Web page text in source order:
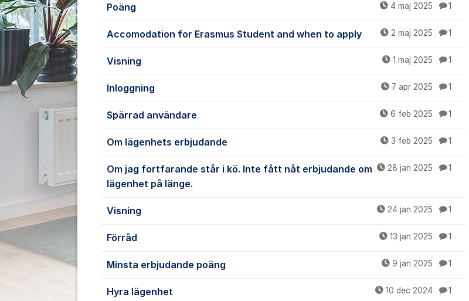
Poäng 4 maj 2025 1
Accomodation for Erasmus Student and when to apply 2 maj 2025 1
Visning 1 maj 2025 1
Inloggning 7 apr 2025 1
Spärrad användare 6 feb 2025 1
Om lägenhets erbjudande 3 feb 2025 1
Om jag fortfarande står i kö. Inte fått nåt erbjudande om
lägenhet på länge.
28 jan 2025 1
Visning 24 jan 2025 1
Förråd 13 jan 2025 1
Minsta erbjudande poäng 9 jan 2025 1
Hyra lägenhet 10 dec 2024 1